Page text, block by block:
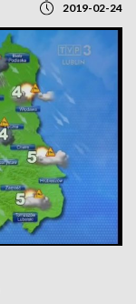
2019-02-24